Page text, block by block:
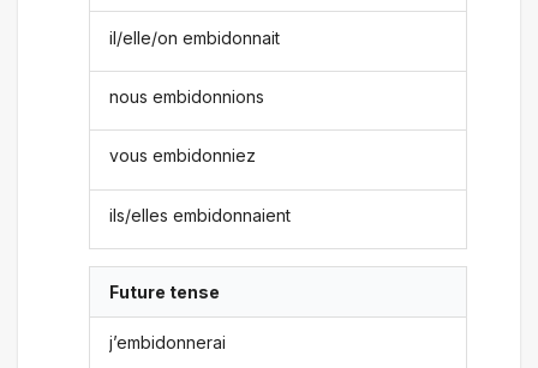
il/elle/on embidonnait
nous embidonnions
vous embidonniez
ils/elles embidonnaient
Future tense
j’embidonnerai